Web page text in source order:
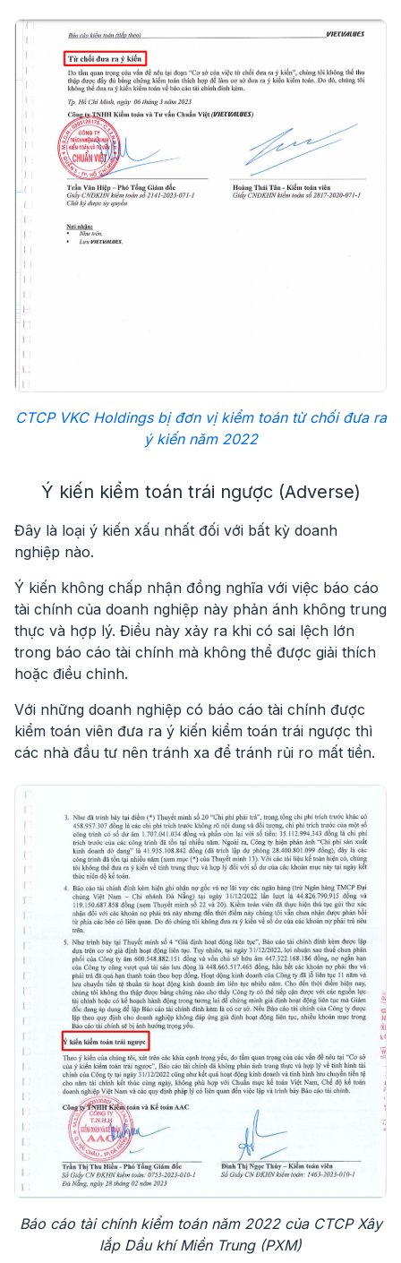
CTCP VKC Holdings bị đơn vị kiểm toán từ chối đưa ra
ý kiến năm 2022
Ý kiến kiểm toán trái ngược (Adverse)
Đây là loại ý kiến xấu nhất đối với bất kỳ doanh
nghiệp nào.
Ý kiến không chấp nhận đồng nghĩa với việc báo cáo
tài chính của doanh nghiệp này phản ánh không trung
thực và hợp lý. Điều này xảy ra khi có sai lệch lớn
trong báo cáo tài chính mà không thể được giải thích
hoặc điều chỉnh.
Với những doanh nghiệp có báo cáo tài chính được
kiểm toán viên đưa ra ý kiến kiểm toán trái ngược thì
các nhà đầu tư nên tránh xa để tránh rủi ro mất tiền.
Báo cáo tài chính kiểm toán năm 2022 của CTCP Xây
lắp Dầu khí Miền Trung (PXM)